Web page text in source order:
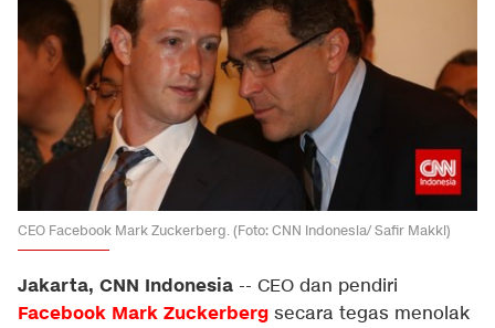
CEO Facebook Mark Zuckerberg. (Foto: CNN Indonesia/ Safir Makki)
Jakarta, CNN Indonesia -- CEO dan pendiri
Facebook Mark Zuckerberg secara tegas menolak